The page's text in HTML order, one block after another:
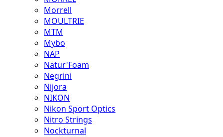
Morrell
MOULTRIE
MTM
Mybo
NAP
Natur'Foam
Negrini
Nijora
NIKON
Nikon Sport Optics
Nitro Strings
Nockturnal